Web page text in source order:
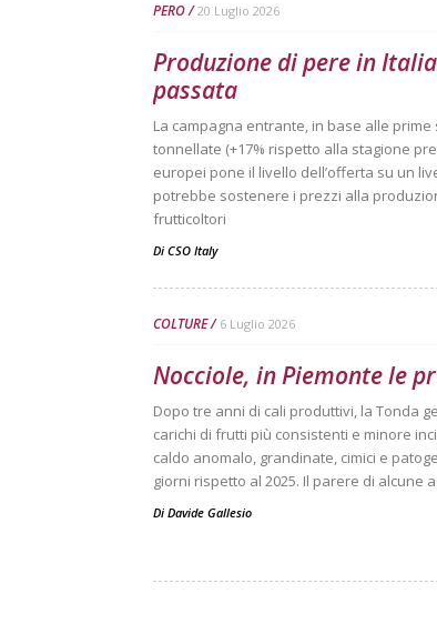
PERO 20 Luglio 2026
Produzione di pere in
passata
La campagna entrante, in base alle
tonnellate (+17% rispetto alla stagione
europei pone il livello dell’offerta su un
potrebbe sostenere i prezzi alla
frutticoltori
Di CSO Italy
COLTURE 6 Luglio 2026
Nocciole, in Piemonte le
Dopo tre anni di cali produttivi, la Tonda
carichi di frutti più consistenti e minore
caldo anomalo, grandinate, cimici e
giorni rispetto al 2025. Il parere di
Di Davide Gallesio